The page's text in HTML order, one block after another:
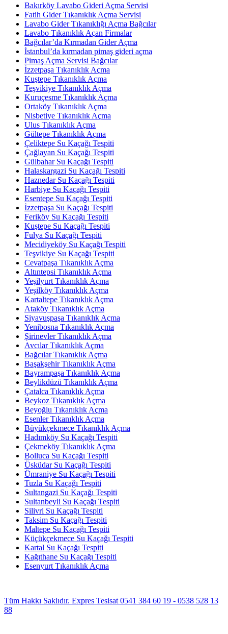
Bakırköy Lavabo Gideri Açma Servisi
Fatih Gider Tıkanıklık Açma Servisi
Lavabo Gider Tıkanıklığı Açma Bağcılar
Lavabo Tıkanıklık Açan Firmalar
Bağcılar’da Kırmadan Gider Açma
İstanbul’da kırmadan pimaş gideri açma
Pimaş Açma Servisi Bağcılar
İzzetpaşa Tıkanıklık Açma
Kuştepe Tıkanıklık Açma
Teşvikiye Tıkanıklık Açma
Kuruçesme Tıkanıklık Açma
Ortaköy Tıkanıklık Açma
Nisbetiye Tıkanıklık Açma
Ulus Tıkanıklık Açma
Gültepe Tıkanıklık Açma
Çeliktepe Su Kaçağı Tespiti
Çağlayan Su Kaçağı Tespiti
Gülbahar Su Kaçağı Tespiti
Halaskargazi Su Kaçağı Tespiti
Haznedar Su Kaçağı Tespiti
Harbiye Su Kaçağı Tespiti
Esentepe Su Kaçağı Tespiti
İzzetpaşa Su Kaçağı Tespiti
Feriköy Su Kaçağı Tespiti
Kuştepe Su Kaçağı Tespiti
Fulya Su Kaçağı Tespiti
Mecidiyeköy Su Kaçağı Tespiti
Teşvikiye Su Kaçağı Tespiti
Cevatpaşa Tıkanıklık Açma
Altıntepsi Tıkanıklık Açma
Yeşilyurt Tıkanıklık Açma
Yeşilköy Tıkanıklık Açma
Kartaltepe Tıkanıklık Açma
Ataköy Tıkanıklık Açma
Siyavuşpaşa Tıkanıklık Açma
Yenibosna Tıkanıklık Açma
Şirinevler Tıkanıklık Açma
Avcılar Tıkanıklık Açma
Bağcılar Tıkanıklık Açma
Başakşehir Tıkanıklık Açma
Bayrampaşa Tıkanıklık Açma
Beylikdüzü Tıkanıklık Açma
Çatalca Tıkanıklık Açma
Beykoz Tıkanıklık Açma
Beyoğlu Tıkanıklık Açma
Esenler Tıkanıklık Açma
Büyükçekmece Tıkanıklık Açma
Hadımköy Su Kaçağı Tespiti
Çekmeköy Tıkanıklık Açma
Bolluca Su Kaçağı Tespiti
Üsküdar Su Kaçağı Tespiti
Ümraniye Su Kaçağı Tespiti
Tuzla Su Kaçağı Tespiti
Sultangazi Su Kaçağı Tespiti
Sultanbeyli Su Kaçağı Tespiti
Silivri Su Kaçağı Tespiti
Taksim Su Kaçağı Tespiti
Maltepe Su Kaçağı Tespiti
Küçükçekmece Su Kaçağı Tespiti
Kartal Su Kaçağı Tespiti
Kağıthane Su Kaçağı Tespiti
Esenyurt Tıkanıklık Açma
Tüm Hakkı Saklıdır. Expres Tesisat 0541 384 60 19 - 0538 528 13
88